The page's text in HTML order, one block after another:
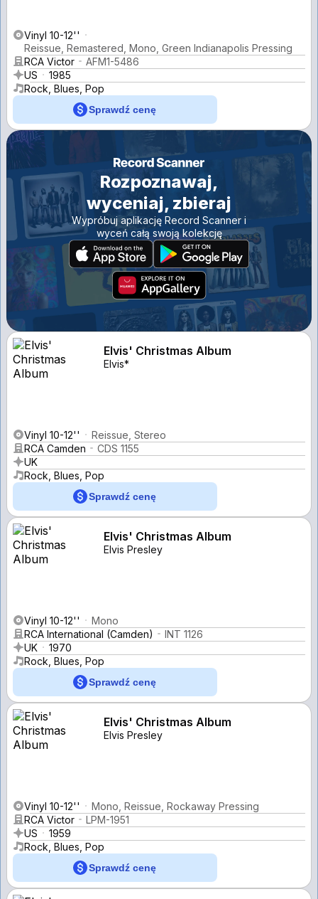
Vinyl 10-12''
Reissue, Remastered, Mono, Green Indianapolis Pressing
RCA Victor
AFM1-5486
US
1985
Rock, Blues, Pop
Sprawdź cenę
Rozpoznawaj,
wyceniaj, zbieraj
Wypróbuj aplikację Record Scanner i
wyceń całą swoją kolekcję
Elvis' Christmas Album
Elvis*
Vinyl 10-12''
Reissue, Stereo
RCA Camden
CDS 1155
UK
Rock, Blues, Pop
Sprawdź cenę
Elvis' Christmas Album
Elvis Presley
Vinyl 10-12''
Mono
RCA International (Camden)
INT 1126
UK
1970
Rock, Blues, Pop
Sprawdź cenę
Elvis' Christmas Album
Elvis Presley
Vinyl 10-12''
Mono, Reissue, Rockaway Pressing
RCA Victor
LPM-1951
US
1959
Rock, Blues, Pop
Sprawdź cenę